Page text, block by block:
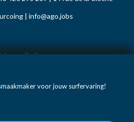
voor jouw surfervaring!
| info@ago.jobs
Policy
Policy